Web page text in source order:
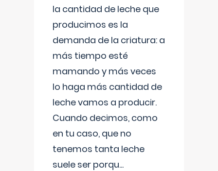
la cantidad de leche que
producimos es la
demanda de la criatura: a
más tiempo esté
mamando y más veces
lo haga más cantidad de
leche vamos a producir.
Cuando decimos, como
en tu caso, que no
tenemos tanta leche
suele ser porqu...